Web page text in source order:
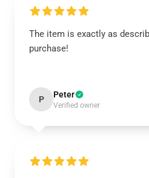
The item is exactly as
purchase!
P Peter
Verified owner